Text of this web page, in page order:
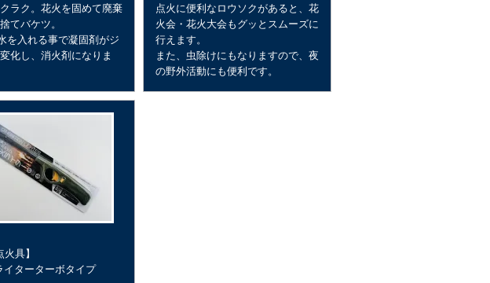
ラク。花火を固めて廃棄
てバケツ。
を入れる事で凝固剤がジ
化し、消火剤になりま
点火に便利なロウソクがあると、花
火会・花火大会もグッとスムーズに
行えます。
また、虫除けにもなりますので、夜
の野外活動にも便利です。
火具】
イターターボタイプ